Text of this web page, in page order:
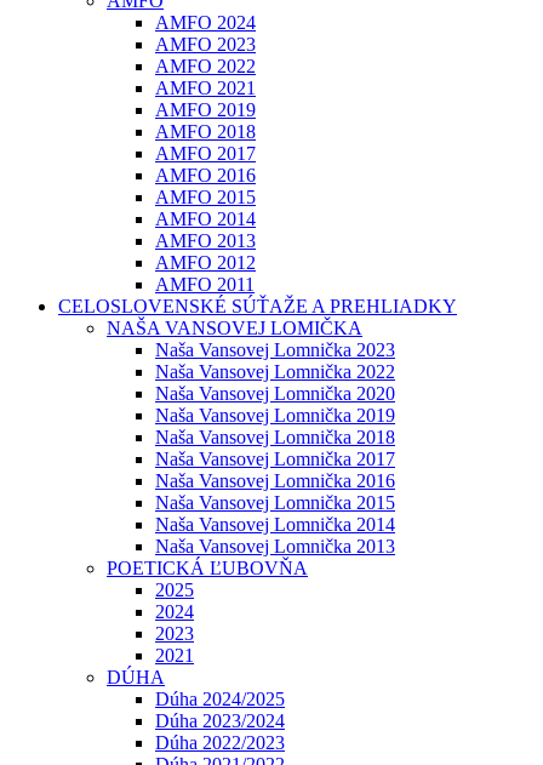
AMFO 2024
AMFO 2023
AMFO 2022
AMFO 2021
AMFO 2019
AMFO 2018
AMFO 2017
AMFO 2016
AMFO 2015
AMFO 2014
AMFO 2013
AMFO 2012
AMFO 2011
CELOSLOVENSKÉ SÚŤAŽE A PREHLIADKY
NAŠA VANSOVEJ LOMIČKA
Naša Vansovej Lomnička 2023
Naša Vansovej Lomnička 2022
Naša Vansovej Lomnička 2020
Naša Vansovej Lomnička 2019
Naša Vansovej Lomnička 2018
Naša Vansovej Lomnička 2017
Naša Vansovej Lomnička 2016
Naša Vansovej Lomnička 2015
Naša Vansovej Lomnička 2014
Naša Vansovej Lomnička 2013
POETICKÁ ĽUBOVŇA
2025
2024
2023
2021
DÚHA
Dúha 2024/2025
Dúha 2023/2024
Dúha 2022/2023